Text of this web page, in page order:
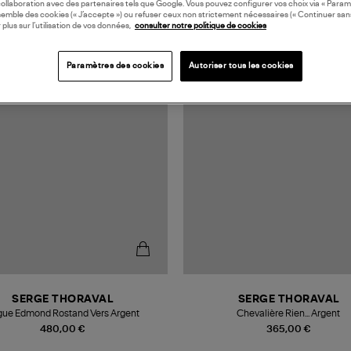
480,00 €
SERGE THORAVAL
Edmond Rostand Vers Argent
365,00 €
SERGE THORAVAL
Chevalière Rien... Argent
avec des partenaires tels que Google. Vous pouvez configurer vos choix via «
des cookies (« J’accepte ») ou refuser ceux non strictement nécessaires (« Continuer
plus sur l’utilisation de vos données, consulter notre politique de cookies
Paramètres des cookies Autoriser tous les cookies